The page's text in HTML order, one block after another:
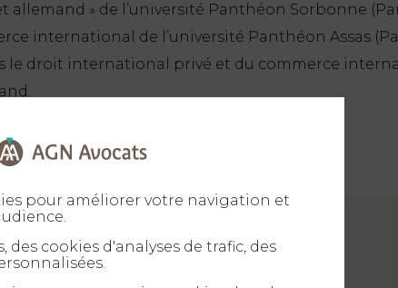
allemand » de l’université Panthéon Sorbonne
international de l’université Panthéon Assas
le droit international privé et du commerce
pour améliorer votre navigation et
des cookies d'analyses de trafic, des